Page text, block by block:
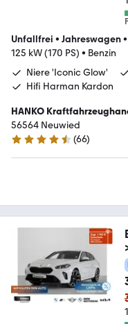
Unfallfrei • Jahreswagen•
125 kW (170 PS) • Benzin
Niere 'Iconic Glow'
Hifi Harman Kardon
HANKO
56564 Neuwied
4.3 Sterne
(66)